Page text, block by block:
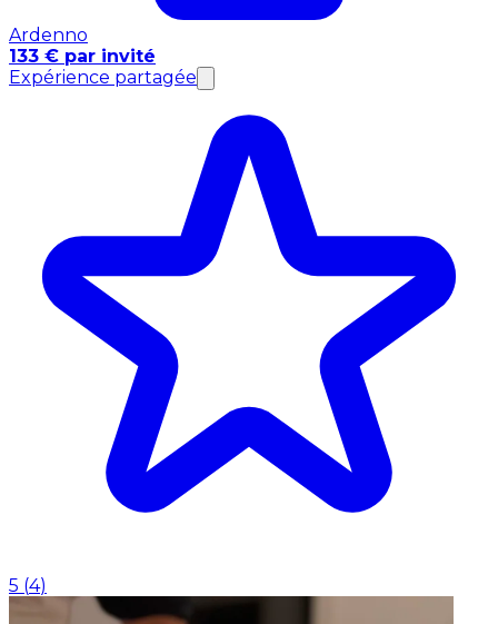
Ardenno
133 € par invité
Expérience partagée
5 (4)